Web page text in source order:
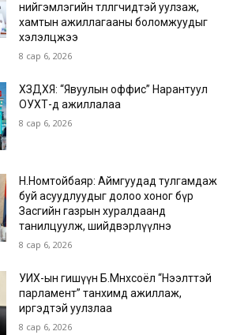
нийгэмлэгийн төлөөлөгчидтэй уулзаж,
хамтын ажиллагааны боломжуудыг
хэлэлцжээ
8 сар 6, 2026
ХЗДХЯ: “Явуулын оффис” Нарантуул
ОУХТ-д ажиллалаа
8 сар 6, 2026
Н.Номтойбаяр: Аймгуудад тулгамдаж
буй асуудлуудыг долоо хоног бүр
Засгийн газрын хуралдаанд
танилцуулж, шийдвэрлүүлнэ
8 сар 6, 2026
УИХ-ын гишүүн Б.Мөнхсоёл “Нээлттэй
парламент” танхимд ажиллаж,
иргэдтэй уулзлаа
8 сар 6, 2026